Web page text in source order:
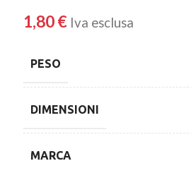
1,80€ Iva esclusa
PESO
DIMENSIONI
MARCA